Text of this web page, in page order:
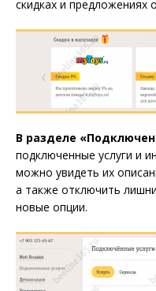
скидках и предложениях
В разделе
подключенные услуги и
можно увидеть их
а также отключить
новые опции.